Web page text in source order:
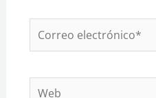
Correo
electrónico*
Web